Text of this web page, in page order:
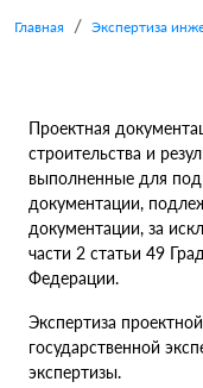
Главная Экспертиза
Проектная
строительства и
выполненные для
документации,
документации, за
части 2 статьи 49
Федерации.
Экспертиза
государственной
экспертизы.